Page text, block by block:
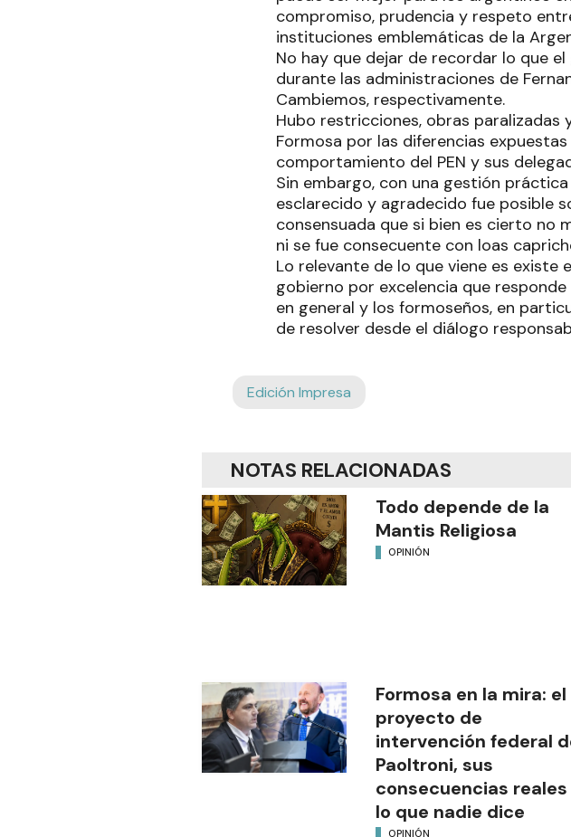
compromiso, prudencia y respeto
instituciones emblemáticas de la
No hay que dejar de recordar lo que
durante las administraciones de
Cambiemos, respectivamente.
Hubo restricciones, obras
Formosa por las diferencias
comportamiento del PEN y sus
Sin embargo, con una gestión
esclarecido y agradecido fue posible
consensuada que si bien es cierto no
ni se fue consecuente con loas
Lo relevante de lo que viene es
gobierno por excelencia que
en general y los formoseños, en
de resolver desde el diálogo
Edición Impresa
NOTAS RELACIONADAS
Todo depende de la
Mantis Religiosa
OPINIÓN
Formosa en la mira: el
proyecto de
intervención federal
Paoltroni, sus
consecuencias
lo que nadie dice
OPINIÓN